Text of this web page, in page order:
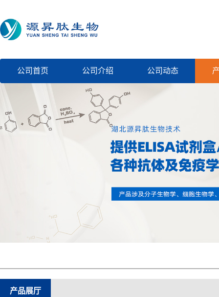
公司首页 公司介绍 公司动态
产品展厅